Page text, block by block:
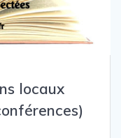
locaux